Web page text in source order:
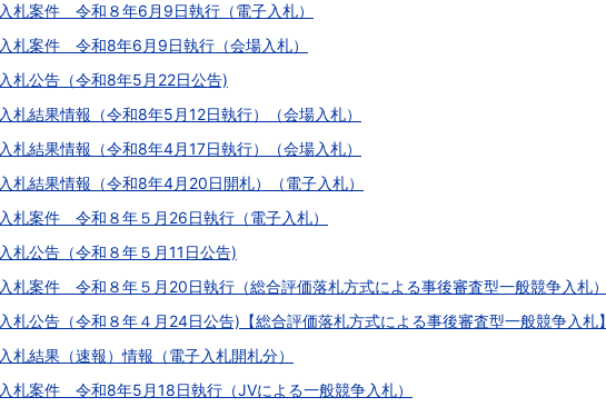
入札案件 令和８年6月9日執行（電子入札）
入札案件 令和8年6月9日執行（会場入札）
入札公告（令和8年5月22日公告)
入札結果情報（令和8年5月12日執行）（会場入札）
入札結果情報（令和8年4月17日執行）（会場入札）
入札結果情報（令和8年4月20日開札）（電子入札）
入札案件 令和８年５月26日執行（電子入札）
入札公告（令和８年５月11日公告)
入札案件 令和８年５月20日執行（総合評価落札方式による事後審査型一般競争入札）
入札公告（令和８年４月24日公告)【総合評価落札方式による事後審査型一般競争入札】
入札結果（速報）情報（電子入札開札分）
入札案件 令和8年5月18日執行（JVによる一般競争入札）